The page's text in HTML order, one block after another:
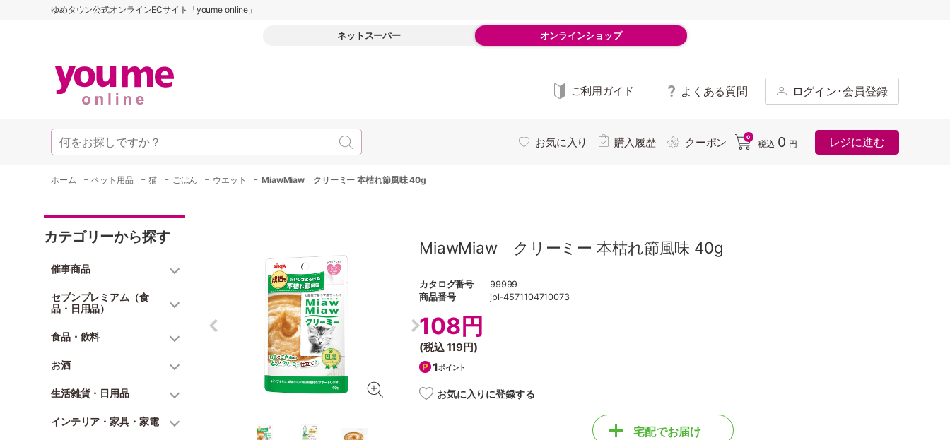
ゆめタウン公式オンラインECサイト「youme online」
ネットスーパー オンラインショップ
ご利用ガイド よくある質問 ログイン･会員登録
お気に入り 購入履歴 クーポン 0
税込 0 円 レジに進む
ホーム -ペット用品 -猫 - ごはん - ウエット -MiawMiaw クリーミー 本枯れ節風味 40g
カテゴリーから探す
催事商品
セブンプレミアム（食
品・日用品）
食品・飲料
お酒
生活雑貨・日用品
インテリア・家具・家電
MiawMiaw クリーミー 本枯れ節風味 40g
カタログ番号
99999
商品番号
jpl-4571104710073
108円
(税込119円)
1ポイント
お気に入りに登録する
宅配でお届け